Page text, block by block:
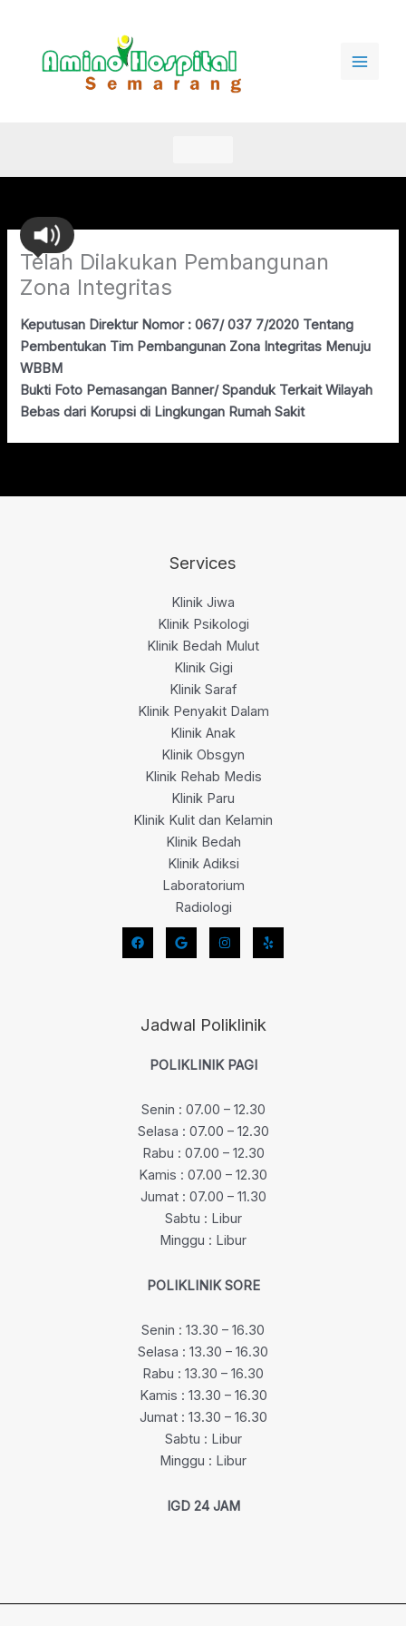
Telah Dilakukan Pembangunan
Zona Integritas
Keputusan Direktur Nomor : 067/ 037 7/2020 Tentang
Pembentukan Tim Pembangunan Zona Integritas Menuju
WBBM
Bukti Foto Pemasangan Banner/ Spanduk Terkait Wilayah
Bebas dari Korupsi di Lingkungan Rumah Sakit
Services
Klinik Jiwa
Klinik Psikologi
Klinik Bedah Mulut
Klinik Gigi
Klinik Saraf
Klinik Penyakit Dalam
Klinik Anak
Klinik Obsgyn
Klinik Rehab Medis
Klinik Paru
Klinik Kulit dan Kelamin
Klinik Bedah
Klinik Adiksi
Laboratorium
Radiologi
Jadwal Poliklinik
POLIKLINIK PAGI
Senin : 07.00 – 12.30
Selasa : 07.00 – 12.30
Rabu : 07.00 – 12.30
Kamis : 07.00 – 12.30
Jumat : 07.00 – 11.30
Sabtu : Libur
Minggu : Libur
POLIKLINIK SORE
Senin : 13.30 – 16.30
Selasa : 13.30 – 16.30
Rabu : 13.30 – 16.30
Kamis : 13.30 – 16.30
Jumat : 13.30 – 16.30
Sabtu : Libur
Minggu : Libur
IGD 24 JAM